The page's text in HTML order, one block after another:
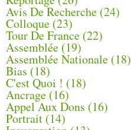
Avis De Recherche (24)
Colloque (23)
Tour De France (22)
Assemblée (19)
Assemblée Nationale (18)
Bias (18)
C'est Quoi ! (18)
Ancrage (16)
Appel Aux Dons (16)
Portrait (14)